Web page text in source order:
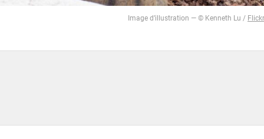
Image d’illustration — © Kenneth Lu / Flickr